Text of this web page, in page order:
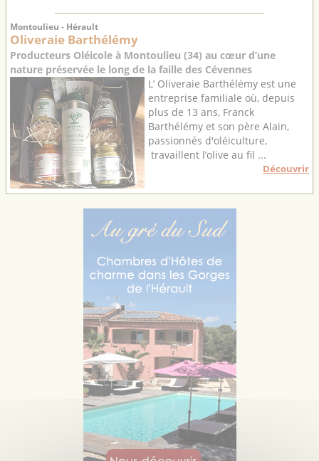
Montoulieu - Hérault
Oliveraie Barthélémy
Producteurs Oléicole à Montoulieu (34) au cœur d’une
nature préservée le long de la faille des Cévennes
L’ Oliveraie Barthélémy est une
entreprise familiale où, depuis
plus de 13 ans, Franck
Barthélémy et son père Alain,
passionnés d'oléiculture,
travaillent l’olive au fil ...
Découvrir